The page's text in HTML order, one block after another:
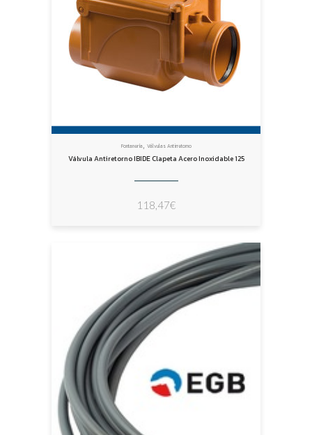
Fontanería, Válvulas Antirretorno
Válvula Antiretorno IBIDE Clapeta Acero Inoxidable 125
118,47€